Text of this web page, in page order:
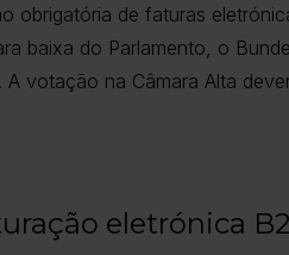
obrigatória de faturas
baixa do Parlamento, o
votação na Câmara Alta
eletrónica